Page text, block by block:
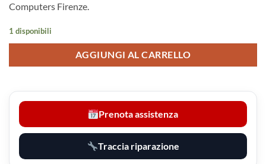
Computers Firenze.
1 disponibili
AGGIUNGI AL CARRELLO
Prenota assistenza
Traccia riparazione